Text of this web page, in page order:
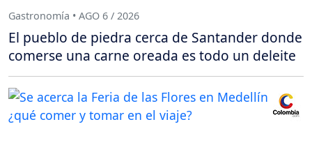
Gastronomía • AGO 6 / 2026
El pueblo de piedra cerca de Santander donde
comerse una carne oreada es todo un deleite